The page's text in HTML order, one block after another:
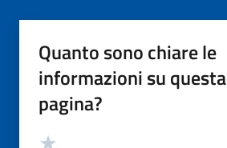
Quanto sono chiare le
informazioni su questa
pagina?
Valutazione